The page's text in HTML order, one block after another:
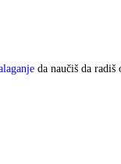
da naučiš da radiš